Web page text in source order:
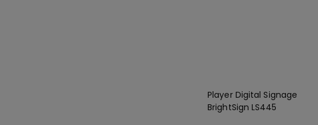
Player Digital Signage
BrightSign LS445